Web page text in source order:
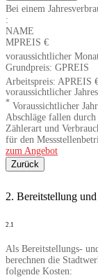
Bei einem
:
NAME
MPREIS €
voraussichtlicher
Grundpreis: GPREIS
Arbeitspreis: APREIS
voraussichtlicher
* Voraussichtlicher
Abschläge fallen
Zählerart und
für den
zum Angebot
Zurück
2. Bereitstellung
2.1
Als Bereitstellungs-
berechnen die
folgende Kosten: